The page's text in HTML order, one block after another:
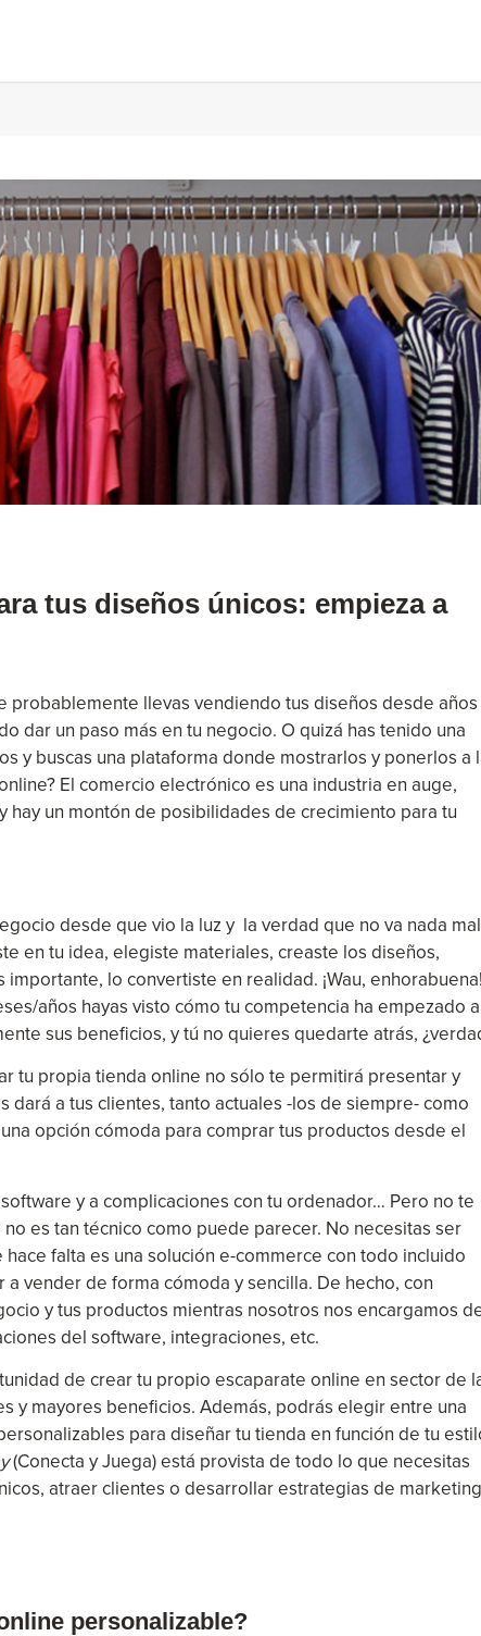
tus diseños únicos: empieza a
probablemente llevas vendiendo tus diseños desde años
dar un paso más en tu negocio. O quizá has tenido una
y buscas una plataforma donde mostrarlos y ponerlos a
El comercio electrónico es una industria en auge,
un montón de posibilidades de crecimiento para tu
desde que vio la luz y la verdad que no va nada
en tu idea, elegiste materiales, creaste los diseños,
lo convertiste en realidad. ¡Wau,
años hayas visto cómo tu competencia ha empezado a
sus beneficios, y tú no quieres quedarte atrás,
tu propia tienda online no sólo te permitirá presentar y
a tus clientes, tanto actuales -los de siempre- como
opción cómoda para comprar tus productos desde el
y a complicaciones con tu ordenador… Pero no te
es tan técnico como puede parecer. No necesitas ser
falta es una solución e-commerce con todo incluido
vender de forma cómoda y sencilla. De hecho, con
y tus productos mientras nosotros nos encargamos
del software, integraciones, etc.
de crear tu propio escaparate online en sector de
y mayores beneficios. Además, podrás elegir entre una
para diseñar tu tienda en función de tu
(Conecta y Juega) está provista de todo lo que necesitas
atraer clientes o desarrollar estrategias de marketing
personalizable?